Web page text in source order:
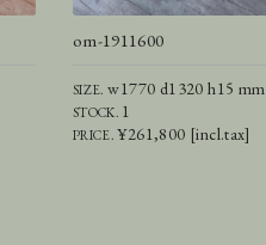
om-1911600
SIZE.w1770 d1320 h15 mm
STOCK. 1
PRICE.¥261,800 [incl.tax]